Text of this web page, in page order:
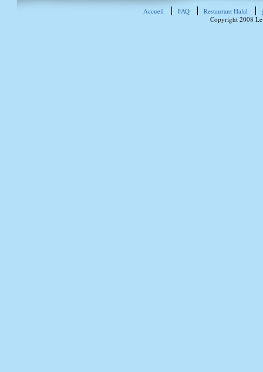
Accueil FAQ Restaurant Halal
Copyright 2008